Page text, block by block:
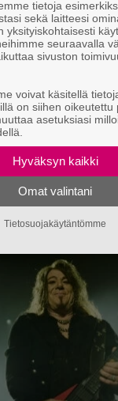
-yhtye
pakussa
tietoja
sekä laitteesi
yksityiskohtaisesti
seuraavalla
sivuston
voivat käsitellä
on siihen oikeutettu
asetuksiasi
Hyväksyn kaikki
Omat valintani
Tietosuojakäytäntömme